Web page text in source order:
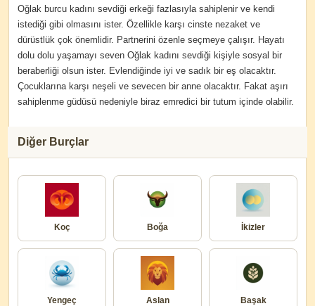
Oğlak burcu kadını sevdiği erkeği fazlasıyla sahiplenir ve kendi
istediği gibi olmasını ister. Özellikle karşı cinste nezaket ve
dürüstlük çok önemlidir. Partnerini özenle seçmeye çalışır. Hayatı
dolu dolu yaşamayı seven Oğlak kadını sevdiği kişiyle sosyal bir
beraberliği olsun ister. Evlendiğinde iyi ve sadık bir eş olacaktır.
Çocuklarına karşı neşeli ve sevecen bir anne olacaktır. Fakat aşırı
sahiplenme güdüsü nedeniyle biraz emredici bir tutum içinde olabilir.
Diğer Burçlar
Koç Boğa İkizler
Yengeç Aslan Başak